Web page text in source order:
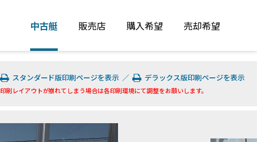
中古艇 販売店 購入希望 売却希望
スタンダード版印刷ページを表示 ／ デラックス版印刷ページを表示
印刷レイアウトが崩れてしまう場合は各印刷環境にて調整をお願いします。